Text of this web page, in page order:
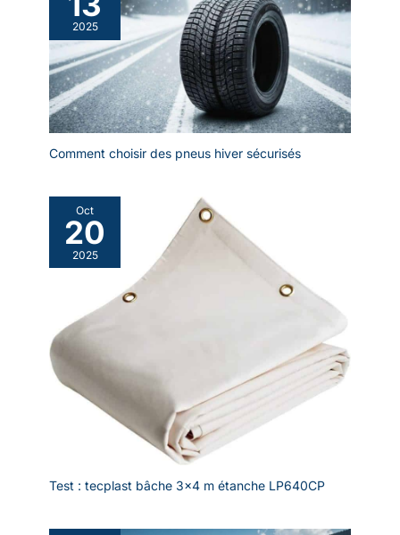
2025
Comment choisir des pneus hiver sécurisés
Oct
20
2025
Test : tecplast bâche 3×4 m étanche LP640CP